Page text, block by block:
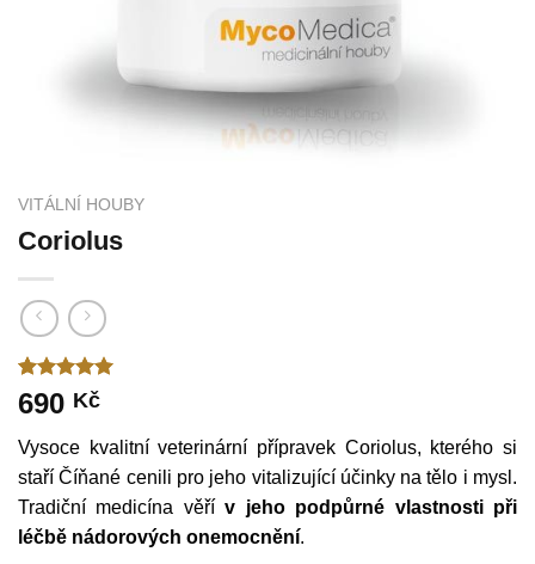
VITÁLNÍ HOUBY
Coriolus
Hodnoceno
5.00z 5
1
hodnocení
zákazníka
690 Kč
Vysoce kvalitní veterinární přípravek Coriolus, kterého si
staří Číňané cenili pro jeho vitalizující účinky na tělo i mysl.
Tradiční medicína věřív jeho podpůrné vlastnosti při
léčbě nádorových onemocnění.